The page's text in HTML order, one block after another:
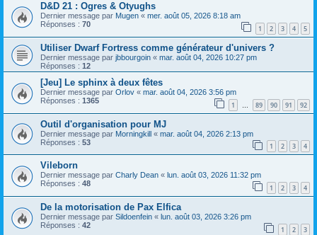
D&D 21 : Ogres & Otyughs
Dernier message par Mugen « mer. août 05, 2026 8:18 am
Réponses : 70 1 2 3 4 5
Utiliser Dwarf Fortress comme générateur d'univers ?
Dernier message par jbbourgoin « mar. août 04, 2026 10:27 pm
Réponses : 12
[Jeu] Le sphinx à deux fêtes
Dernier message par Orlov « mar. août 04, 2026 3:56 pm
Réponses : 1365 1 … 89 90 91 92
Outil d'organisation pour MJ
Dernier message par Morningkill « mar. août 04, 2026 2:13 pm
Réponses : 53 1 2 3 4
Vileborn
Dernier message par Charly Dean « lun. août 03, 2026 11:32 pm
Réponses : 48 1 2 3 4
De la motorisation de Pax Elfica
Dernier message par Sildoenfein « lun. août 03, 2026 3:26 pm
Réponses : 42 1 2 3